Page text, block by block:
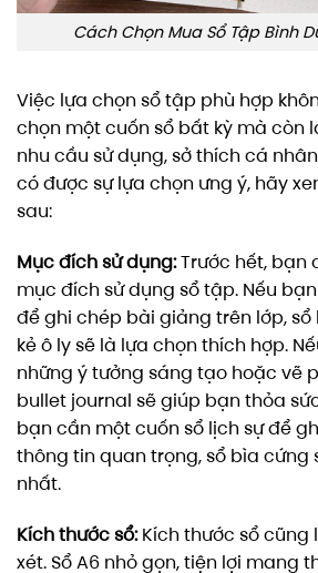
Cách Chọn Mua Sổ Tập Bình
Việc lựa chọn sổ tập phù hợp
chọn một cuốn sổ bất kỳ mà còn
nhu cầu sử dụng, sở thích cá
có được sự lựa chọn ưng ý, hãy
sau:
Mục đích sử dụng:Trước hết, bạn
mục đích sử dụng sổ tập. Nếu
để ghi chép bài giảng trên lớp, sổ
kẻ ô ly sẽ là lựa chọn thích hợp.
những ý tưởng sáng tạo hoặc vẽ
bullet journal sẽ giúp bạn thỏa
bạn cần một cuốn sổ lịch sự để
thông tin quan trọng, sổ bìa cứng
nhất.
Kích thước sổ:Kích thước sổ cũng
xét. Sổ A6 nhỏ gọn, tiện lợi mang